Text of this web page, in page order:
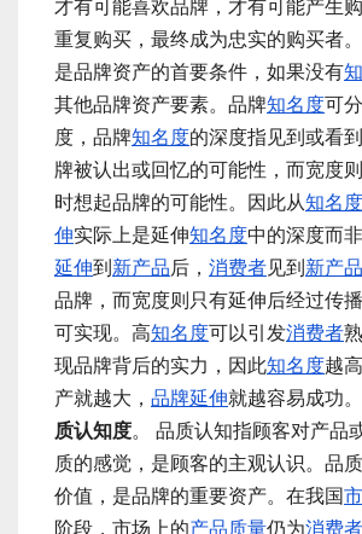
才有可能喜欢品牌，才有可能产生
重复购买，最终成为忠实的购买者。
是品牌资产的首要条件，如果没有
其他品牌资产要素。品牌知名度可
度，品牌知名度的深度指见到或看
牌被认出或回忆的可能性，而宽度
时想起品牌的可能性。因此从知名度
伸实际上是延伸知名度中的深度而
延伸到 新产品后， 消费者见到 新产品
品牌，而宽度则只有延伸后经过传
可实现。高知名度可以引发消费者
现品牌背后的实力，因此知名度越
产就越大， 品牌延伸就越容易成功。
质认知度。 品质认知指顾客对产品
质的感觉，是顾客的主观认识。品
价值，是品牌的重要资产。在我国
阶段，市场上的产品质量仍为消费者